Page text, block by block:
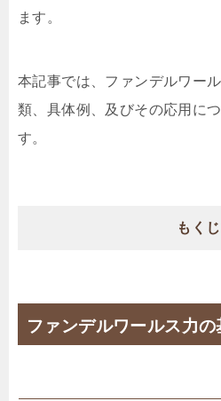
ます。
本記事では、ファンデルワー
類、具体例、及びその応用に
す。
もくじ
ファンデルワールス力